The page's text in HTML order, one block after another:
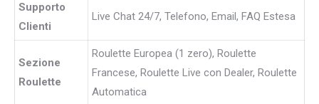
Supporto
Clienti
Live Chat 24/7, Telefono, Email, FAQ Estesa
Sezione
Roulette
Roulette Europea (1 zero), Roulette
Francese, Roulette Live con Dealer, Roulette
Automatica